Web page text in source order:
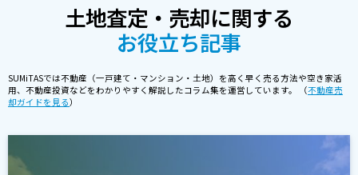
土地査定・売却に関する
お役立ち記事
SUMiTASでは不動産（一戸建て・マンション・土地）を高く早く売る方法や空き家活
用、不動産投資などをわかりやすく解説したコラム集を運営しています。 （不動産売
却ガイドを見る）